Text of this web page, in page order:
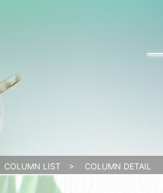
COLUMN LIST > COLUMN DETAIL